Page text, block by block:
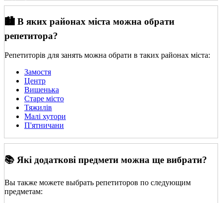
🏙️ В яких районах міста можна обрати
репетитора?
Репетиторів для занять можна обрати в таких районах міста:
Замостя
Центр
Вишенька
Старе місто
Тяжилів
Малі хутори
П'ятничани
📚 Які додаткові предмети можна ще вибрати?
Вы также можете выбрать репетиторов по следующим
предметам: